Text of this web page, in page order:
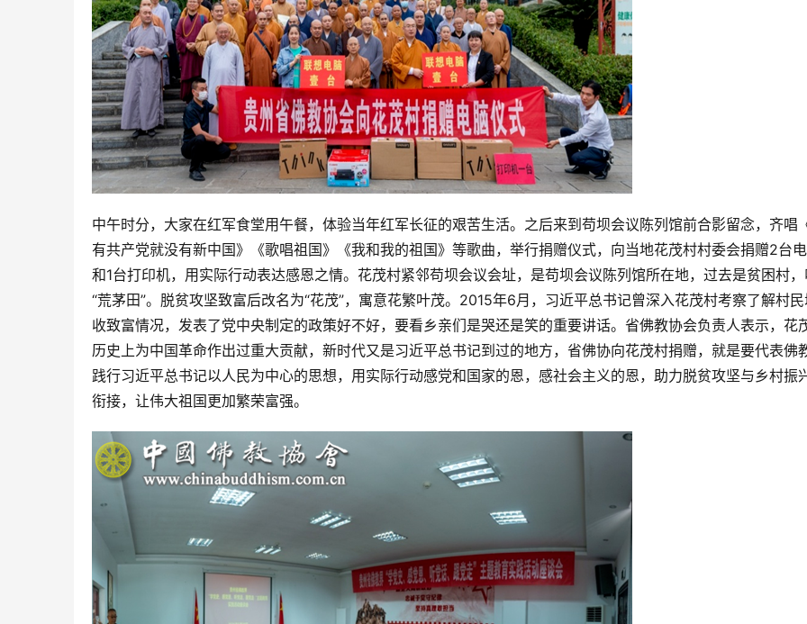
中午时分，大家在红军食堂用午餐，体验当年红军长征的艰苦生活。之后来到苟坝会议陈列馆前合影留念，齐唱
有共产党就没有新中国》《歌唱祖国》《我和我的祖国》等歌曲，举行捐赠仪式，向当地花茂村村委会捐赠2台
和1台打印机，用实际行动表达感恩之情。花茂村紧邻苟坝会议会址，是苟坝会议陈列馆所在地，过去是贫困村，
“荒茅田”。脱贫攻坚致富后改名为“花茂”，寓意花繁叶茂。2015年6月，习近平总书记曾深入花茂村考察了解村民
收致富情况，发表了党中央制定的政策好不好，要看乡亲们是哭还是笑的重要讲话。省佛教协会负责人表示，花
历史上为中国革命作出过重大贡献，新时代又是习近平总书记到过的地方，省佛协向花茂村捐赠，就是要代表佛
践行习近平总书记以人民为中心的思想，用实际行动感党和国家的恩，感社会主义的恩，助力脱贫攻坚与乡村振
衔接，让伟大祖国更加繁荣富强。